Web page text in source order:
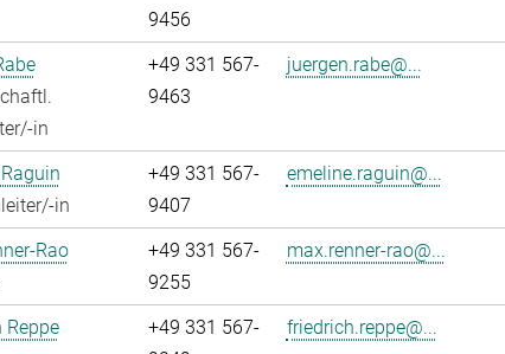
9456
in
+49 331 567-
9463
juergen.rabe@...
in
+49 331 567-
9407
emeline.raguin@...
Rao
+49 331 567-
9255
max.renner-rao@...
Reppe
+49 331 567-
friedrich.reppe@...